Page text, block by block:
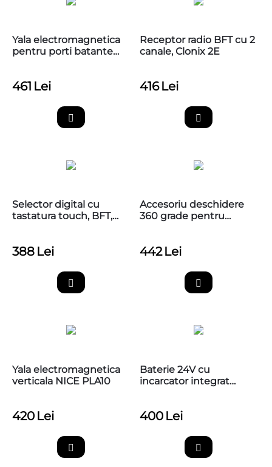
Yala electromagnetica
pentru porti batante
461 Lei
Receptor radio BFT cu 2
canale, Clonix 2E
416 Lei
Selector digital cu
tastatura touch, BFT,
388 Lei
Accesoriu deschidere
360 grade pentru
Nice M-FAB, MEA1
442 Lei
Yala electromagnetica
verticala NICE PLA10
420 Lei
Baterie 24V cu
incarcator integrat
400 Lei